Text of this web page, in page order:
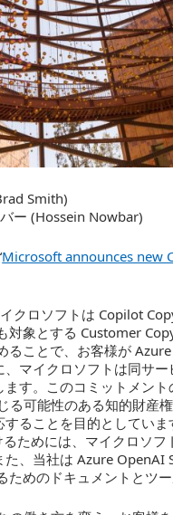
Smith)
ー (Hossein Nowbar)
Microsoft announces new
クロソフトは Copilot
対象とする Customer
ことで、お客様が
マイクロソフトは同サ
す。このコミットメン
可能性のある知的財産
ることを目的としていま
ためには、マイクロソフ
、当社は Azure OpenAI
めのドキュメントとツー